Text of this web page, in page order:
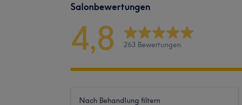
Salonbewertungen
4,8 263 Bewertungen
Nach Behandlung filtern